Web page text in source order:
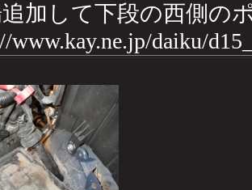
加して下段の西側の
www.kay.ne.jp/daiku/